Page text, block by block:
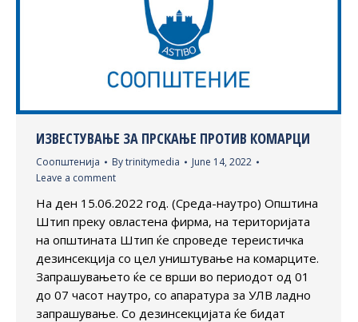
ИЗВЕСТУВАЊЕ ЗА ПРСКАЊЕ ПРОТИВ КОМАРЦИ
Соопштенија Bytrinitymedia
June 14, 2022
Leave a comment
На ден 15.06.2022 год. (Среда-наутро) Општина
Штип преку овластена фирма, на територијата
на општината Штип ќе спроведе тереистичка
дезинсекција со цел уништување на комарците.
Запрашувањето ќе се врши во периодот од 01
до 07 часот наутро, со апаратура за УЛВ ладно
запрашување. Со дезинсекцијата ќе бидат